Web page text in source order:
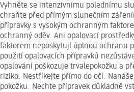
Vyhněte se intenzivnímu polednímu
chraňte před přímým slunečním
přípravky s vysokým ochranným
ochranný oděv. Ani opalovací
faktorem neposkytují úplnou ochranu
použití opalovacích přípravků
opalování poškozuje trvalepokožku a
riziko. Nestříkejte přímo do očí.
pokožku. Nechte přípravek důkladně